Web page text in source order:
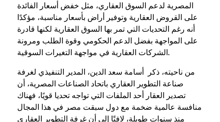
المصرية لدعم السوق العقاري، مثل خفض أسعار الفائدة
على القروض العقارية وتوفير أراض بأسعار مناسبة، مؤكدًا
أنه رغم التحديات التي تمر بها السوق العقارية لكنها قادرة
على المواجهة بفضل الدعم الحكومي وقوة الطلب ومرونة
الشركات العقارية في مواجهة التغيرات السوقية.
من ناحيته، ذكر أسامة سعد الدين، المدير التنفيذي لغرفة
صناعة التطوير العقاري باتحاد الصناعات المصرية، أن
تصدير العقار أحد الملفات التي تواجه تحديا قويًا، فهناك
منافسة عالمية ضخمة مع دول سبقت مصر في هذا المجال
منذ سنوات طويلة، لافتًا إلى أن غرفة التطوير العقاري